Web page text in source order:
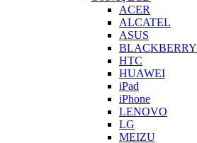
ACER
ALCATEL
ASUS
BLACKBERRY
HTC
HUAWEI
iPad
iPhone
LENOVO
LG
MEIZU